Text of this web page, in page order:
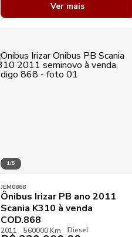
Ver mais
1/5
JEM0868
Ônibus Irizar PB ano 2011
Scania K310 à venda
COD.868
2011 560000 Km Diesel